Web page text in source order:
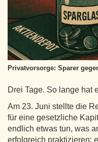
Privatvorsorge: Sparer
Drei Tage. So lange hat
Am 23. Juni stellte die
für eine gesetzliche
endlich etwas tun, was
erfolgreich praktizieren: